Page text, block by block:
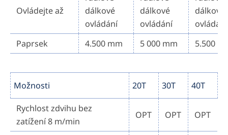
Ovládejte až
dálkové
ovládání
dálkové
ovládání
dálkové
ovládání
Paprsek
4.500 mm 5 000 mm 5.500
Možnosti 20T 30T 40T
Rychlost zdvihu bez
zatížení 8 m/min
OPT OPT OPT